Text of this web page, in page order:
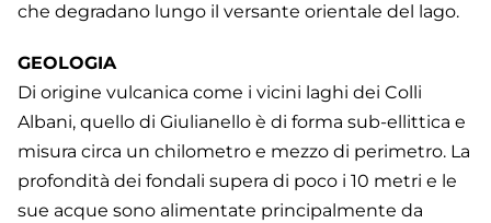
che degradano lungo il versante orientale del lago.
GEOLOGIA
Di origine vulcanica come i vicini laghi dei Colli
Albani, quello di Giulianello è di forma sub-ellittica e
misura circa un chilometro e mezzo di perimetro. La
profondità dei fondali supera di poco i 10 metri e le
sue acque sono alimentate principalmente da